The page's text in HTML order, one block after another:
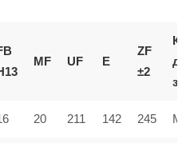
MF UF E
ZF
±2
20 211 142 245